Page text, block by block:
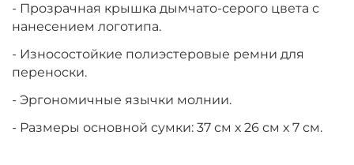
- Прозрачная крышка дымчато-серого цвета с
нанесением логотипа.
- Износостойкие полиэстеровые ремни для
переноски.
- Эргономичные язычки молнии.
- Размеры основной сумки: 37 см х 26 см х 7 см.